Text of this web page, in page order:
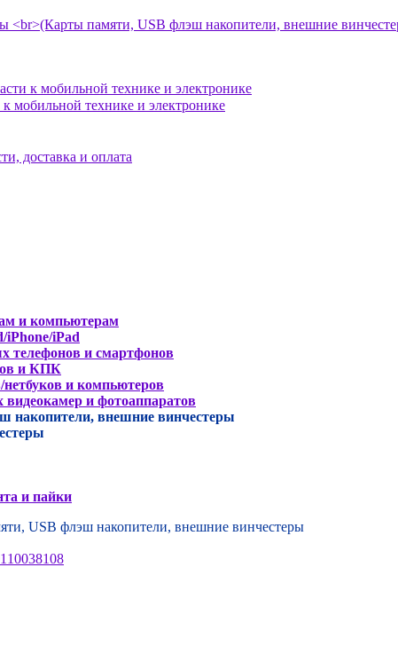
и компьютерам
iPhone/iPad
телефонов и смартфонов
и КПК
нетбуков и компьютеров
и фотоаппаратов
накопители, внешние винчестеры
и пайки